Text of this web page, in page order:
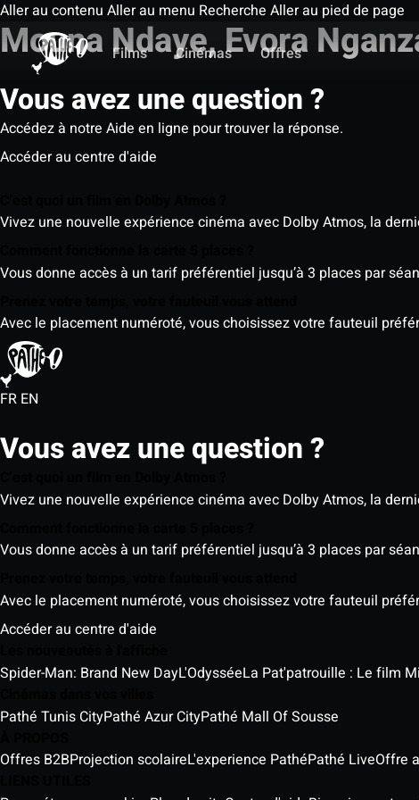
Aller au contenu Aller au menu Recherche Aller au pied de page
Films
Cinémas Offres
Mouna Ndaye, Evora
Vous avez une question ?
Accédez à notre Aide en ligne pour trouver la réponse.
Accéder au centre d'aide
Vivez une nouvelle expérience cinéma avec Dolby Atmos, la
Vous donne accès à un tarif préférentiel jusqu’à 3 places par
Avec le placement numéroté, vous choisissez votre fauteuil
FR EN
Vous avez une question ?
Vivez une nouvelle expérience cinéma avec Dolby Atmos, la
Vous donne accès à un tarif préférentiel jusqu’à 3 places par
Avec le placement numéroté, vous choisissez votre fauteuil
Accéder au centre d'aide
Spider-Man: Brand New DayL'OdysséeLa Pat'patrouille : Le film
Pathé Tunis CityPathé Azur CityPathé Mall Of Sousse
Offres B2BProjection scolaireL'experience PathéPathé LiveOffre